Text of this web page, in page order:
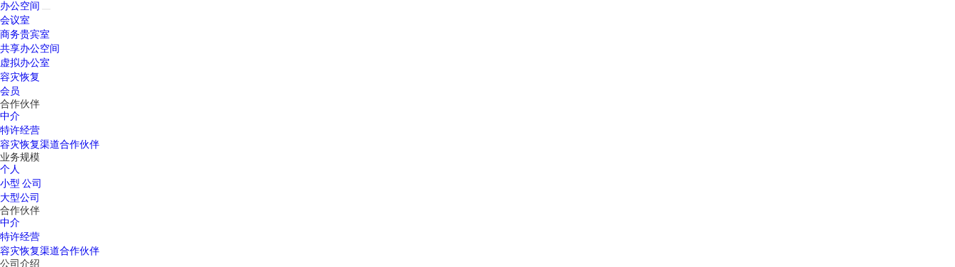
办公空间
会议室
商务贵宾室
共享办公空间
虚拟办公室
容灾恢复
会员
合作伙伴
中介
特许经营
容灾恢复渠道合作伙伴
业务规模
个人
小型 公司
大型公司
合作伙伴
中介
特许经营
容灾恢复渠道合作伙伴
公司介绍